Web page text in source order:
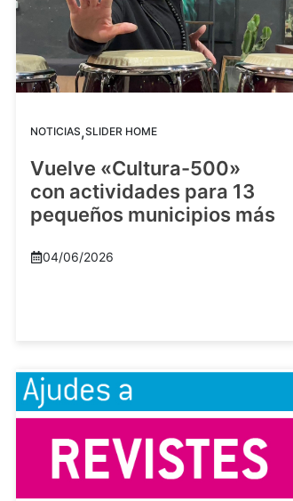
NOTICIAS,SLIDER HOME
Vuelve «Cultura-500»
con actividades para 13
pequeños municipios más
04/06/2026